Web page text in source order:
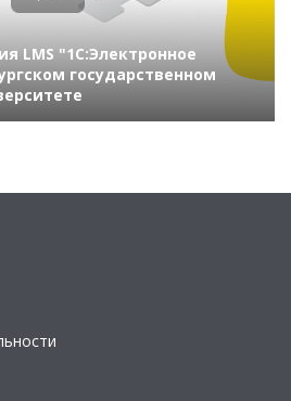
LMS "1С:Электронное
государственном